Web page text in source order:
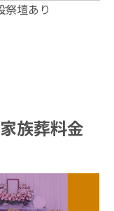
壇あり
族葬料金